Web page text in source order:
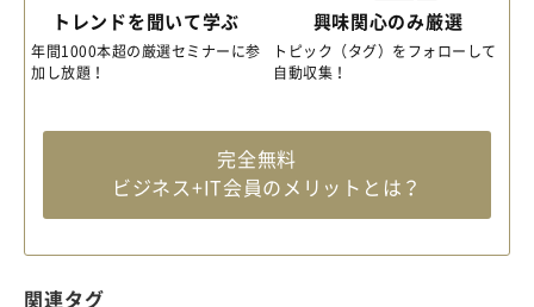
トレンドを聞いて学ぶ
年間1000本超の厳選セミナーに参
加し放題！
興味関心のみ厳選
トピック（タグ）をフォローして
自動収集！
完全無料
ビジネス+IT会員のメリットとは？
関連タグ